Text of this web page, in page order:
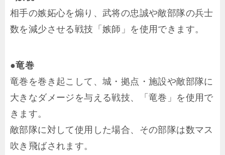
相手の嫉妬心を煽り、武将の忠誠や敵部隊の兵士
数を減少させる戦技「嫉師」を使用できます。
●竜巻
竜巻を巻き起こして、城・拠点・施設や敵部隊に
大きなダメージを与える戦技、「竜巻」を使用で
きます。
敵部隊に対して使用した場合、その部隊は数マス
吹き飛ばされます。